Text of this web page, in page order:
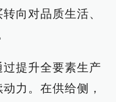
向对品质生活、
提升全要素生产
力。在供给侧，